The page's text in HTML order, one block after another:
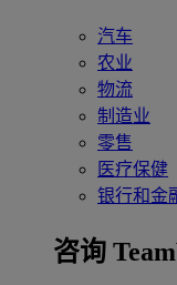
汽车
农业
物流
制造业
零售
医疗保健
银行和金
咨询